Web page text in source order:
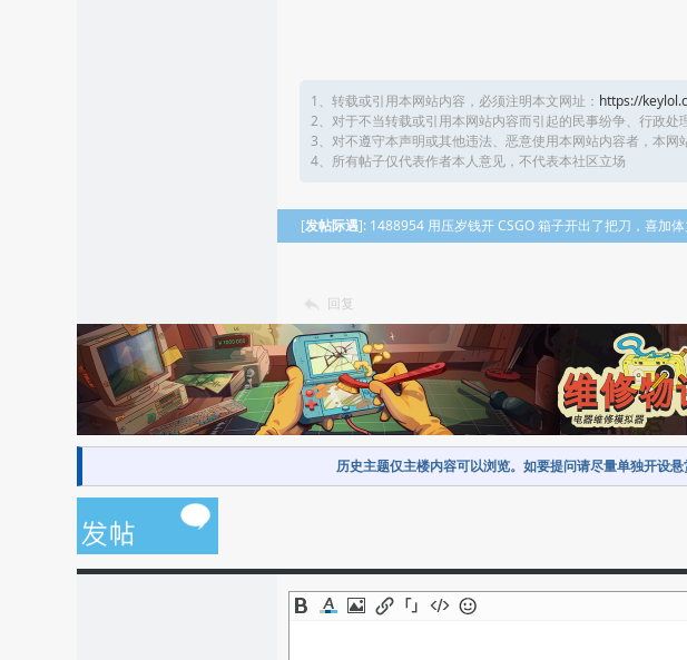
1、转载或引用本网站内容，必须注明本文网址： https://
2、对于不当转载或引用本网站内容而引起的民事纷争、行政处
3、对不遵守本声明或其他违法、恶意使用本网站内容者，本网
4、所有帖子仅代表作者本人意见，不代表本社区立场
[发帖际遇]: 1488954 用压岁钱开 CSGO 箱子开出了把刀，喜加
回复
历史主题仅主楼内容可以浏览。如要提问请尽量单独开设